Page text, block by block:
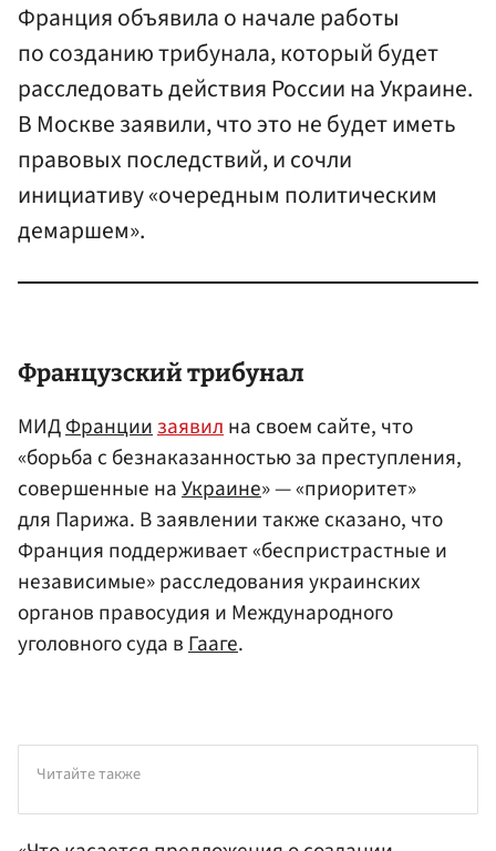
Франция объявила о начале работы
по созданию трибунала, который будет
расследовать действия России на Украине.
В Москве заявили, что это не будет иметь
правовых последствий, и сочли
инициативу «очередным политическим
демаршем».
Французский трибунал
МИДФранциизаявилна своем сайте, что
«борьба с безнаказанностью за преступления,
совершенные наУкраине» — «приоритет»
для Парижа. В заявлении также сказано, что
Франция поддерживает «беспристрастные и
независимые» расследования украинских
органов правосудия и Международного
уголовного суда вГааге.
Читайте также